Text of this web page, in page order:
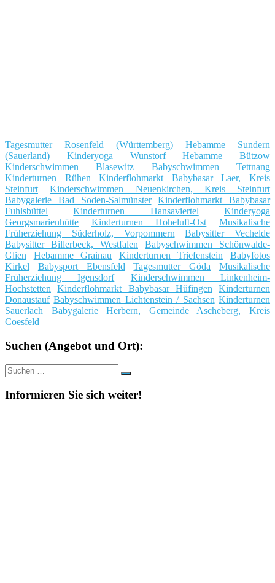
Tagesmutter Rosenfeld (Württemberg)
Hebamme Sundern
(Sauerland)
Kinderyoga Wunstorf
Hebamme Bützow
Kinderschwimmen Blasewitz
Babyschwimmen Tettnang
Kinderturnen Rühen
Kinderflohmarkt Babybasar Laer, Kreis
Steinfurt
Kinderschwimmen Neuenkirchen, Kreis Steinfurt
Babygalerie Bad Soden-Salmünster
Kinderflohmarkt Babybasar
Fuhlsbüttel
Kinderturnen Hansaviertel
Kinderyoga
Georgsmarienhütte
Kinderturnen Hoheluft-Ost
Musikalische
Früherziehung Süderholz, Vorpommern
Babysitter Vechelde
Babysitter Billerbeck, Westfalen
Babyschwimmen Schönwalde-
Glien
Hebamme Grainau Kinderturnen Triefenstein
Babyfotos
Kirkel
Babysport Ebensfeld Tagesmutter Göda
Musikalische
Früherziehung Igensdorf
Kinderschwimmen Linkenheim-
Hochstetten
Kinderflohmarkt Babybasar Hüfingen
Kinderturnen
Donaustauf Babyschwimmen Lichtenstein / Sachsen Kinderturnen
Sauerlach
Babygalerie Herbern, Gemeinde Ascheberg, Kreis
Coesfeld
Suchen (Angebot und Ort):
Suche
nach:
Suchen
Informieren Sie sich weiter!